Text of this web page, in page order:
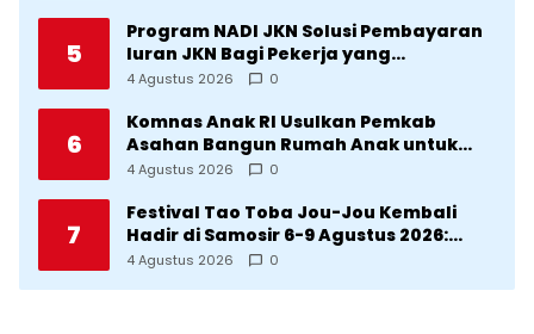
5
Program NADI JKN Solusi Pembayaran
Iuran JKN Bagi Pekerja yang
Penghasilannya Tidak Tetap
4 Agustus 2026 0
6
Komnas Anak RI Usulkan Pemkab
Asahan Bangun Rumah Anak untuk
Korban Kekerasan
4 Agustus 2026 0
7
Festival Tao Toba Jou-Jou Kembali
Hadir di Samosir 6-9 Agustus 2026:
Datang Saksikan Kemeriahan dan Raih
4 Agustus 2026 0